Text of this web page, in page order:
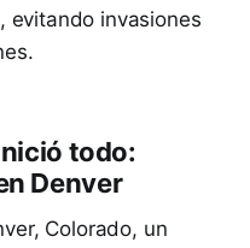
evitando invasiones
todo:
Denver
Colorado, un